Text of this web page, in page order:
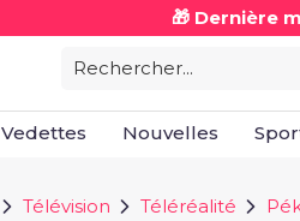
🎁 Dernière
Rechercher...
Vedettes Nouvelles
Télévision Téléréalité